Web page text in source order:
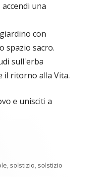
una
con
spazio sacro.
sull'erba
il ritorno alla Vita.
e unisciti a
, solstizio, solstizio